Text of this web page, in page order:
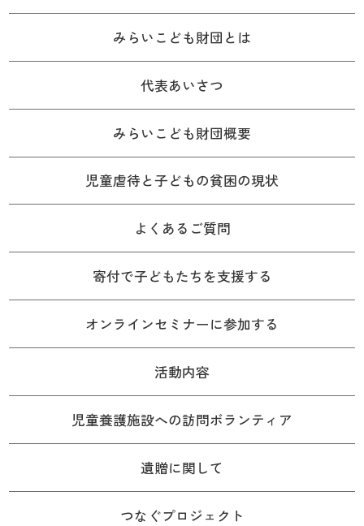
みらいこども財団とは
代表あいさつ
みらいこども財団概要
児童虐待と子どもの貧困の現状
よくあるご質問
寄付で子どもたちを支援する
オンラインセミナーに参加する
活動内容
児童養護施設への訪問ボランティア
遺贈に関して
つなぐプロジェクト